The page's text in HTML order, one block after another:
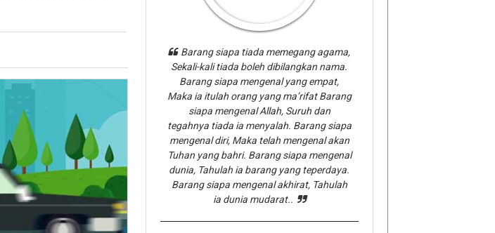
Barang siapa tiada memegang agama,
Sekali-kali tiada boleh dibilangkan nama.
Barang siapa mengenal yang empat,
Maka ia itulah orang yang ma’rifat Barang
siapa mengenal Allah, Suruh dan
tegahnya tiada ia menyalah. Barang siapa
mengenal diri, Maka telah mengenal akan
Tuhan yang bahri. Barang siapa mengenal
dunia, Tahulah ia barang yang teperdaya.
Barang siapa mengenal akhirat, Tahulah
ia dunia mudarat..